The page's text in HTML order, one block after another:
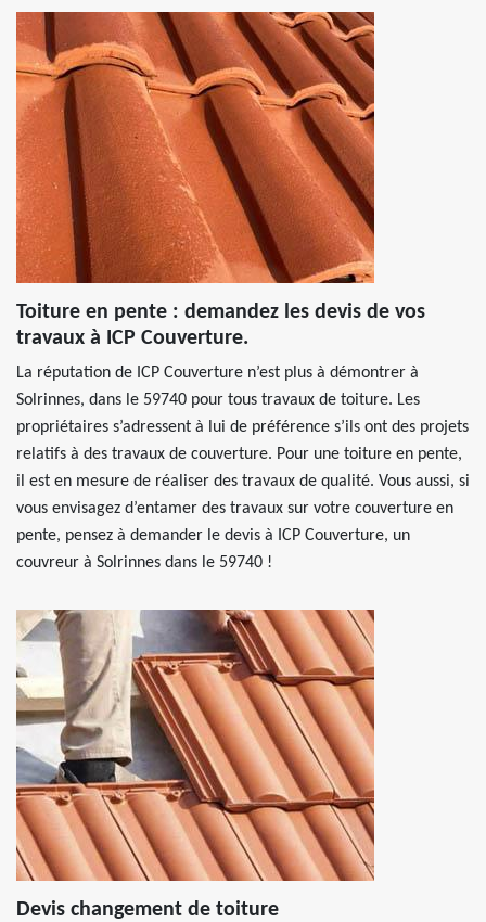
Toiture en pente : demandez les devis de vos
travaux à ICP Couverture.
La réputation de ICP Couverture n’est plus à démontrer à
Solrinnes, dans le 59740 pour tous travaux de toiture. Les
propriétaires s’adressent à lui de préférence s’ils ont des projets
relatifs à des travaux de couverture. Pour une toiture en pente,
il est en mesure de réaliser des travaux de qualité. Vous aussi, si
vous envisagez d’entamer des travaux sur votre couverture en
pente, pensez à demander le devis à ICP Couverture, un
couvreur à Solrinnes dans le 59740 !
Devis changement de toiture